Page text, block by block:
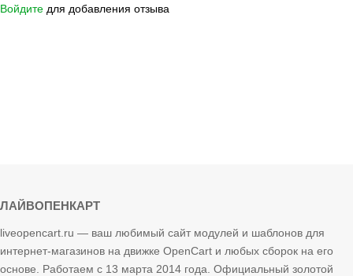
Войдите для добавления отзыва
ЛАЙВОПЕНКАРТ
liveopencart.ru — ваш любимый сайт модулей и шаблонов для
интернет-магазинов на движке OpenCart и любых сборок на его
основе. Работаем с 13 марта 2014 года. Официальный золотой